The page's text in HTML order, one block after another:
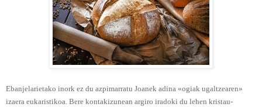
Ebanjelarietako inork ez du azpimarratu Joanek adina «ogiak ugaltzearen»
izaera eukaristikoa. Bere kontakizunean argiro iradoki du lehen kristau-